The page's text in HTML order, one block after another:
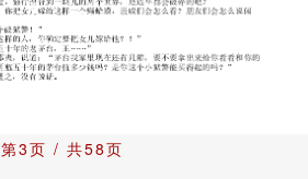
第3页 / 共58页